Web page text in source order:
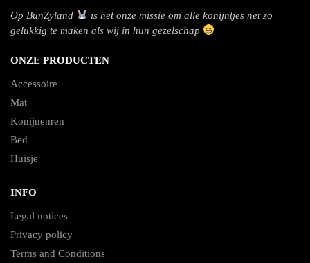
Op BunZyland
is het onze missie om alle konijntjes net zo
gelukkig te maken als wij in hun gezelschap
ONZE PRODUCTEN
Accessoire
Mat
Konijnenren
Bed
Huisje
INFO
Legal notices
Privacy policy
Terms and Conditions